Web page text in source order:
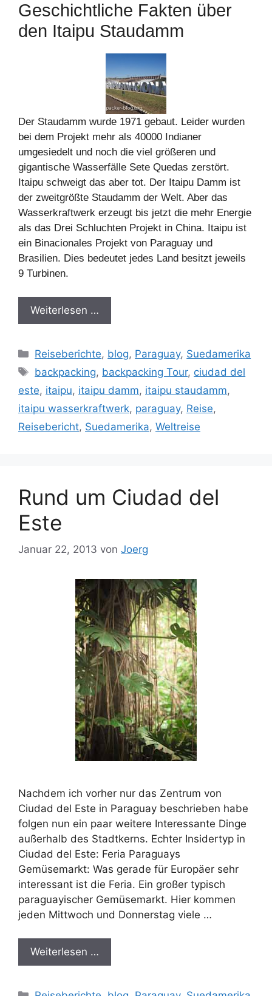
Geschichtliche Fakten über
den Itaipu Staudamm
Der Staudamm wurde 1971 gebaut. Leider wurden
bei dem Projekt mehr als 40000 Indianer
umgesiedelt und noch die viel größeren und
gigantische Wasserfälle Sete Quedas zerstört.
Itaipu schweigt das aber tot. Der Itaipu Damm ist
der zweitgrößte Staudamm der Welt. Aber das
Wasserkraftwerk erzeugt bis jetzt die mehr Energie
als das Drei Schluchten Projekt in China. Itaipu ist
ein Binacionales Projekt von Paraguay und
Brasilien. Dies bedeutet jedes Land besitzt jeweils
9 Turbinen.
Weiterlesen …
Kategorien
Reiseberichte, blog, Paraguay, Suedamerika
Schlagwörter
backpacking, backpacking Tour, ciudad del
este, itaipu, itaipu damm, itaipu staudamm,
itaipu wasserkraftwerk, paraguay, Reise,
Reisebericht, Suedamerika, Weltreise
Rund um Ciudad del
Este
Januar 22, 2013 von Joerg
Nachdem ich vorher nur das Zentrum von
Ciudad del Este in Paraguay beschrieben habe
folgen nun ein paar weitere Interessante Dinge
außerhalb des Stadtkerns. Echter Insidertyp in
Ciudad del Este: Feria Paraguays
Gemüsemarkt: Was gerade für Europäer sehr
interessant ist die Feria. Ein großer typisch
paraguayischer Gemüsemarkt. Hier kommen
jeden Mittwoch und Donnerstag viele …
Weiterlesen …
Kategorien